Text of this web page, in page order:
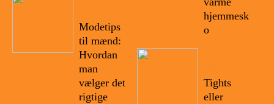
Modetips
til mænd:
Hvordan
man
vælger det
rigtige
hjemmesk
o
Tights
eller